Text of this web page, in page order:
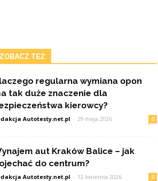
ZOBACZ TEŻ
regularna wymiana opon
tak duże znaczenie dla
kierowcy?
Autotesty.net.pl - 29 maja 2026 0
aut Kraków Balice – jak
do centrum?
Autotesty.net.pl - 12 kwietnia 2026 0